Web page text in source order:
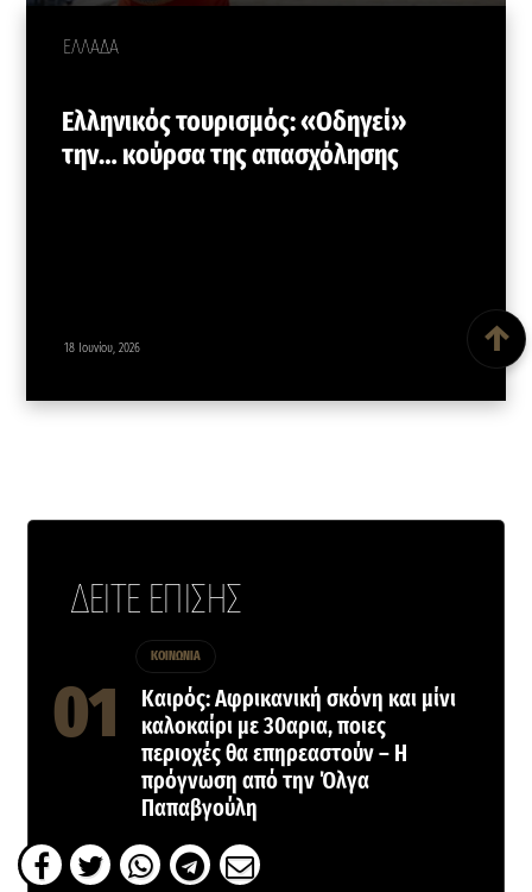
ΕΛΛΑΔΑ
Ελληνικός τουρισμός: «Οδηγεί»
την… κούρσα της απασχόλησης
18 Ιουνίου, 2026
ΔΕΙΤΕ ΕΠΙΣΗΣ
ΚΟΙΝΩΝΙΑ
Καιρός: Αφρικανική σκόνη και μίνι
καλοκαίρι με 30αρια, ποιες
περιοχές θα επηρεαστούν – Η
πρόγνωση από την Όλγα
Παπαβγούλη
↑